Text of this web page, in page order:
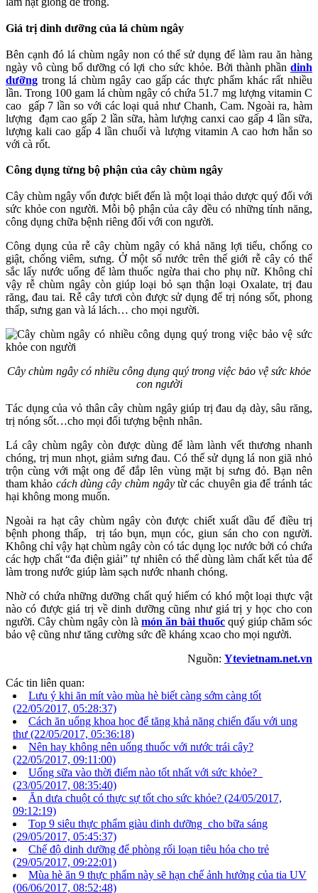
Giá trị dinh dưỡng của lá chùm ngây
Bên cạnh đó lá chùm ngây non có thể sử dụng để làm rau ăn hàng
ngày vô cùng bổ dưỡng có lợi cho sức khỏe. Bởi thành phần dinh
dưỡng trong lá chùm ngây cao gấp các thực phẩm khác rất nhiều
lần. Trong 100 gam lá chùm ngây có chứa 51.7 mg lượng vitamin C
cao gấp 7 lần so với các loại quả như Chanh, Cam. Ngoài ra, hàm
lượng đạm cao gấp 2 lần sữa, hàm lượng canxi cao gấp 4 lần sữa,
lượng kali cao gấp 4 lần chuối và lượng vitamin A cao hơn hẳn so
với cà rốt.
Công dụng từng bộ phận của cây chùm ngây
Cây chùm ngây vốn được biết đến là một loại thảo dược quý đối với
sức khỏe con người. Mỗi bộ phận của cây đều có những tính năng,
công dụng chữa bệnh riêng đối với con người.
Công dụng của rễ cây chùm ngây có khả năng lợi tiểu, chống co
giật, chống viêm, sưng. Ở một số nước trên thế giới rễ cây có thể
sắc lấy nước uống để làm thuốc ngừa thai cho phụ nữ. Không chỉ
vậy rễ chùm ngây còn giúp loại bỏ sạn thận loại Oxalate, trị đau
răng, đau tai. Rễ cây tươi còn được sử dụng để trị nóng sốt, phong
thấp, sưng gan và lá lách… cho mọi người.
Cây chùm ngây có nhiều công dụng quý trong việc bảo vệ sức khỏe
con người
Tác dụng của vỏ thân cây chùm ngây giúp trị đau dạ dày, sâu răng,
trị nóng sốt…cho mọi đối tượng bệnh nhân.
Lá cây chùm ngây còn được dùng để làm lành vết thương nhanh
chóng, trị mun nhọt, giảm sưng đau. Có thể sử dụng lá non giã nhỏ
trộn cùng với mật ong để đắp lên vùng mặt bị sưng đỏ. Bạn nên
tham khảo cách dùng cây chùm ngâytừ các chuyên gia để tránh tác
hại không mong muốn.
Ngoài ra hạt cây chùm ngây còn được chiết xuất dầu để điều trị
bệnh phong thấp, trị táo bụn, mụn cóc, giun sán cho con người.
Không chỉ vậy hạt chùm ngây còn có tác dụng lọc nước bởi có chứa
các hợp chất “đa điện giải” tự nhiên có thể dùng làm chất kết tủa để
làm trong nước giúp làm sạch nước nhanh chóng.
Nhờ có chứa những dưỡng chất quý hiếm có khó một loại thực vật
nào có được giá trị về dinh dưỡng cũng như giá trị y học cho con
người. Cây chùm ngây còn là món ăn bài thuốc quý giúp chăm sóc
bảo vệ cũng như tăng cường sức đề kháng xcao cho mọi người.
Nguồn: Ytevietnam.net.vn
Các tin liên quan:
Lưu ý khi ăn mít vào mùa hè biết càng sớm càng tốt
(22/05/2017, 05:28:37)
Cách ăn uống khoa học để tăng khả năng chiến đấu với ung
thư (22/05/2017, 05:36:18)
Nên hay không nên uống thuốc với nước trái cây?
(22/05/2017, 09:11:00)
Uống sữa vào thời điểm nào tốt nhất với sức khỏe?
(23/05/2017, 08:35:40)
Ăn dưa chuột có thực sự tốt cho sức khỏe? (24/05/2017,
09:12:19)
Top 9 siêu thực phẩm giàu dinh dưỡng cho bữa sáng
(29/05/2017, 05:45:37)
Chế độ dinh dưỡng để phòng rối loạn tiêu hóa cho trẻ
(29/05/2017, 09:22:01)
Mùa hè ăn 9 thực phẩm này sẽ hạn chế ảnh hưởng của tia UV
(06/06/2017, 08:52:48)